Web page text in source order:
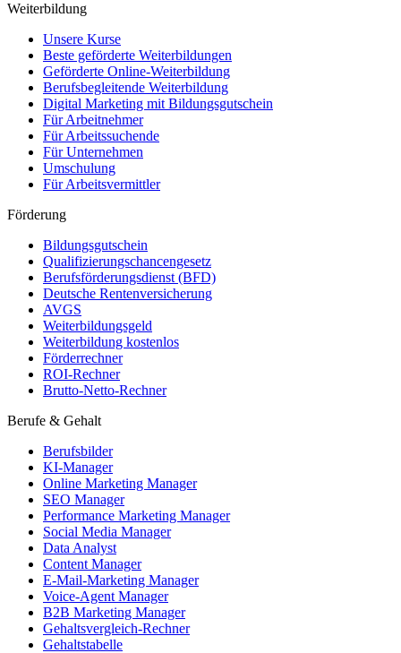
Weiterbildung
Unsere Kurse
Beste geförderte Weiterbildungen
Geförderte Online-Weiterbildung
Berufsbegleitende Weiterbildung
Digital Marketing mit Bildungsgutschein
Für Arbeitnehmer
Für Arbeitssuchende
Für Unternehmen
Umschulung
Für Arbeitsvermittler
Förderung
Bildungsgutschein
Qualifizierungschancengesetz
Berufsförderungsdienst (BFD)
Deutsche Rentenversicherung
AVGS
Weiterbildungsgeld
Weiterbildung kostenlos
Förderrechner
ROI-Rechner
Brutto-Netto-Rechner
Berufe & Gehalt
Berufsbilder
KI-Manager
Online Marketing Manager
SEO Manager
Performance Marketing Manager
Social Media Manager
Data Analyst
Content Manager
E-Mail-Marketing Manager
Voice-Agent Manager
B2B Marketing Manager
Gehaltsvergleich-Rechner
Gehaltstabelle